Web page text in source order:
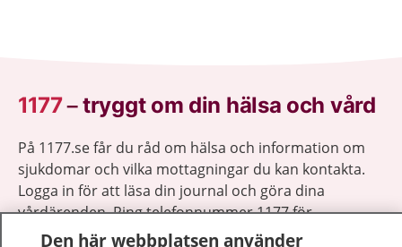
1177–tryggt om din hälsa och vård
På 1177.se får du råd om hälsa och information om
sjukdomar och vilka mottagningar du kan kontakta.
Logga in för att läsa din journal och göra dina
vårdärenden. Ring telefonnummer 1177 för
sjukvårdsrådgivning dygnet runt.
Den här webbplatsen använder